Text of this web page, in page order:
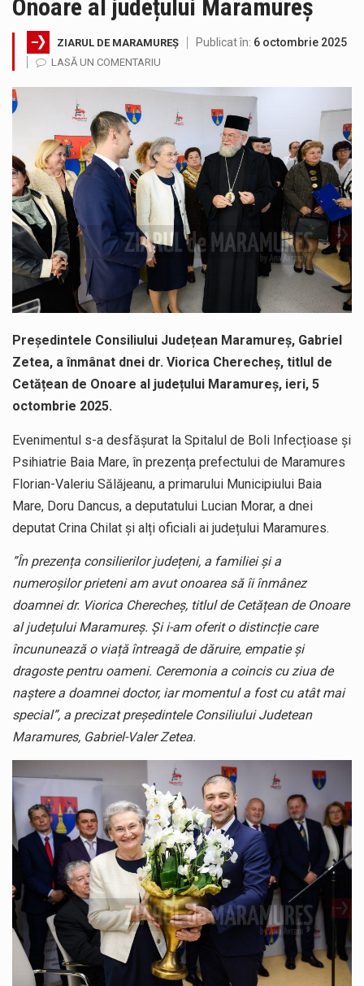
SIMULARE EXERCITIU. Prin Sistemul Unic de Apeluri de Urgență 112 a fost anunțat producerea unui accident rutier cu victime multiple,…
Temperaturile ridicate constituie factori agresivi asupra sănătăţii, extrem de nocivi, ce pot deregla echilibrul organismului. Prea multă căldură nu este…
Onoare al județului Maramureș
ZIARUL DE MARAMUREȘ Publicat în: 6 octombrie 2025
LASĂ UN COMENTARIU
Președintele Consiliului Județean Maramureș, Gabriel
Zetea, a înmânat dnei dr. Viorica Cherecheș, titlul de
Cetățean de Onoare al județului Maramureș, ieri, 5
octombrie 2025.
Evenimentul s-a desfășurat la Spitalul de Boli Infecțioase și
Psihiatrie Baia Mare, în prezența prefectului de Maramures
Florian-Valeriu Sălăjeanu, a primarului Municipiului Baia
Mare, Doru Dancus, a deputatului Lucian Morar, a dnei
deputat Crina Chilat și alți oficiali ai județului Maramures.
”În prezența consilierilor județeni, a familiei și a
numeroșilor prieteni am avut onoarea să îi înmânez
doamnei dr. Viorica Cherecheș, titlul de Cetățean de Onoare
al județului Maramureș. Și i-am oferit o distincție care
încununează o viață întreagă de dăruire, empatie și
dragoste pentru oameni. Ceremonia a coincis cu ziua de
naștere a doamnei doctor, iar momentul a fost cu atât mai
special”, a precizat președintele Consiliului Judetean
Maramures, Gabriel-Valer Zetea.